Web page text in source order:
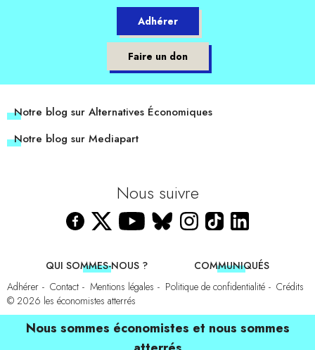
Adhérer
Faire un don
Notre blog sur Alternatives Économiques
Notre blog sur Mediapart
Nous suivre
QUI SOMMES-NOUS ?
COMMUNIQUÉS
Adhérer
Contact Mentions légales Politique de confidentialité
Crédits
© 2026 les économistes atterrés
Nous sommes économistes et nous sommes